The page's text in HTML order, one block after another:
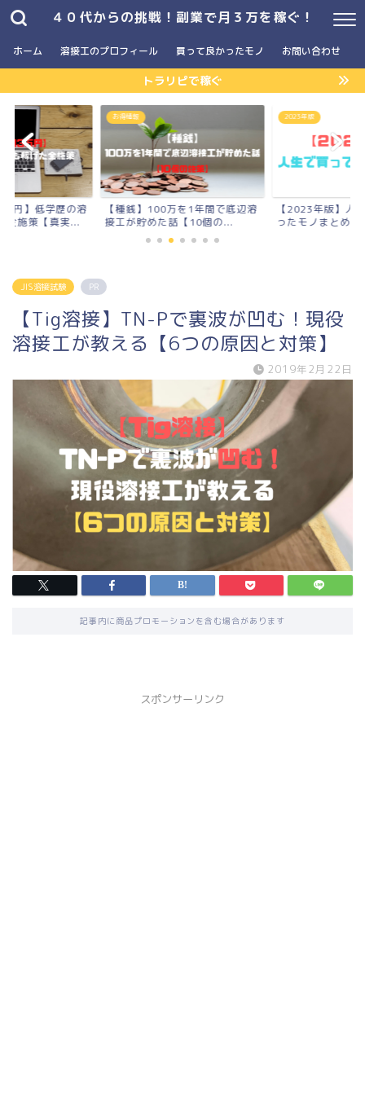
４０代からの挑戦！副業で月３万を稼ぐ！
ホーム 溶接工のプロフィール 買って良かったモノ お問い合わせ
トラリピで稼ぐ
円】低学歴の溶
全施策【真実...
お得情報
【種銭】100万を1年間で底辺溶
接工が貯めた話【10個の...
2023年版
【2023年版】人
ったモノまとめ
JIS溶接試験 PR
【Tig溶接】TN-Pで裏波が凹む！現役
溶接工が教える【6つの原因と対策】
2019年2月22日
記事内に商品プロモーションを含む場合があります
スポンサーリンク